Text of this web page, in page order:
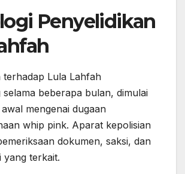
Penyelidikan
terhadap Lula Lahfah
selama beberapa bulan, dimulai
mengenai dugaan
whip pink. Aparat kepolisian
dokumen, saksi, dan
yang terkait.